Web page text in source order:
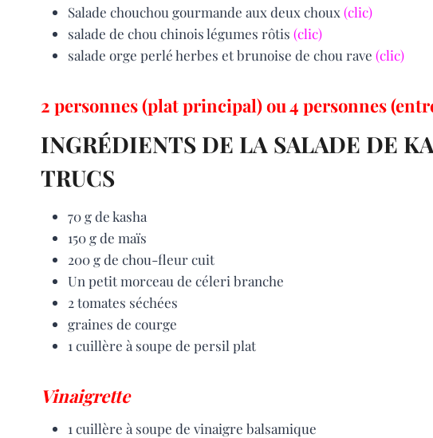
Salade chouchou gourmande aux deux choux (clic)
salade de chou chinois légumes rôtis (clic)
salade orge perlé herbes et brunoise de chou rave (clic)
2 personnes (plat principal) ou 4 personnes
INGRÉDIENTS DE LA SALADE DE
TRUCS
70 g de kasha
150 g de maïs
200 g de chou-fleur cuit
Un petit morceau de céleri branche
2 tomates séchées
graines de courge
1 cuillère à soupe de persil plat
Vinaigrette
1 cuillère à soupe de vinaigre balsamique